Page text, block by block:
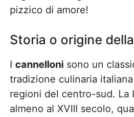
pizzico di amore!
Storia o origine
I cannelloni sono un
tradizione culinaria
regioni del centro-sud. La
almeno al XVIII secolo,